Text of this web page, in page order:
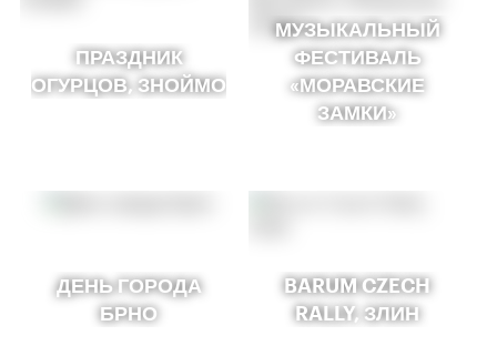
ПРАЗДНИК
ОГУРЦОВ, ЗНОЙМО
МУЗЫКАЛЬНЫЙ
ФЕСТИВАЛЬ
«МОРАВСКИЕ
ЗАМКИ»
ДЕНЬ ГОРОДА
БРНО
BARUM CZECH
RALLY, ЗЛИН